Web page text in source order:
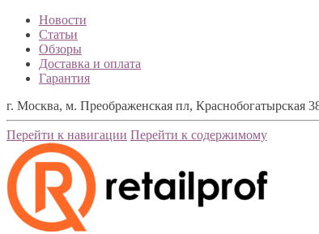
Новости
Статьи
Обзоры
Доставка и оплата
Гарантия
г. Москва, м. Преображенская пл, Краснобогатырская
Перейти к навигации Перейти к содержимому